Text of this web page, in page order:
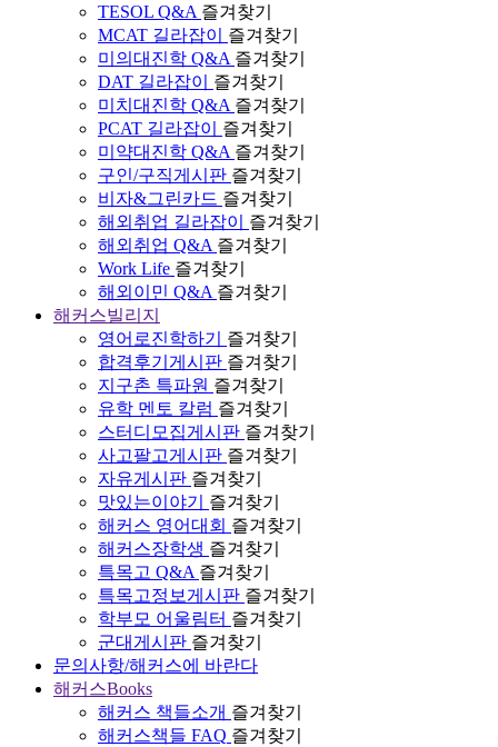
TESOL Q&A 즐겨찾기
MCAT 길라잡이
즐겨찾기
미의대진학 Q&A 즐겨찾기
DAT 길라잡이
즐겨찾기
미치대진학 Q&A 즐겨찾기
PCAT 길라잡이
즐겨찾기
미약대진학 Q&A 즐겨찾기
구인/구직게시판 즐겨찾기
비자&그린카드 즐겨찾기
해외취업 길라잡이
즐겨찾기
해외취업 Q&A 즐겨찾기
Work Life 즐겨찾기
해외이민 Q&A 즐겨찾기
해커스빌리지
영어로진학하기
즐겨찾기
합격후기게시판 즐겨찾기
지구촌 특파원 즐겨찾기
유학 멘토 칼럼 즐겨찾기
스터디모집게시판 즐겨찾기
사고팔고게시판 즐겨찾기
자유게시판 즐겨찾기
맛있는이야기
즐겨찾기
해커스 영어대회 즐겨찾기
해커스장학생 즐겨찾기
특목고 Q&A 즐겨찾기
특목고정보게시판 즐겨찾기
학부모 어울림터 즐겨찾기
군대게시판 즐겨찾기
문의사항/해커스에 바란다
해커스Books
해커스 책들소개 즐겨찾기
해커스책들 FAQ 즐겨찾기